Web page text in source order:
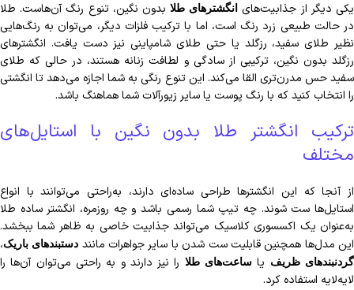
یکی دیگر از جذابیت‌های انگشترهای طلابدون نگین، تنوع رنگ آن‌هاست. طلا
در حالت طبیعی زرد رنگ است، اما با ترکیب فلزات دیگر، می‌توان به رنگ‌هایی
نظیر طلای سفید، رزگلد یا حتی طلای شامپاینی نیز دست یافت. انگشترهای
رزگلد بدون نگین، ترکیبی از سادگی و لطافت زنانه هستند، در حالی که طلای
سفید حس مدرن‌تری القا می‌کند. این تنوع رنگی به شما اجازه می‌دهد تا انگشتی
را انتخاب کنید که با رنگ پوست یا سایر زیورآلات شما هماهنگ باشد.
ترکیب انگشتر طلا بدون نگین با استایل‌های
مختلف
از آنجا که این انگشترها طراحی ساده‌ای دارند، به‌راحتی می‌توانند با انواع
استایل‌ها ست شوند. چه تیپ شما رسمی باشد و چه روزمره، انگشتر ساده طلا
به‌عنوان یک اکسسوری کلاسیک می‌تواند جذابیت خاصی به ظاهر شما ببخشد.
این مدل‌ها همچنین قابلیت ست شدن با سایر جواهرات مانند دستبندهای باریک،
گردنبندهای ظریف یا ساعت‌های طلا را نیز دارند و به راحتی می‌توان آن‌ها را
لایه‌لایه استفاده کرد.